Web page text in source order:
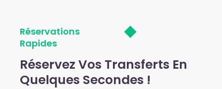
Réservations
Rapides
Réservez Vos Transferts En
Quelques Secondes !